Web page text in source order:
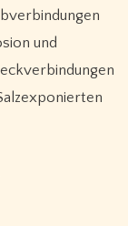
und